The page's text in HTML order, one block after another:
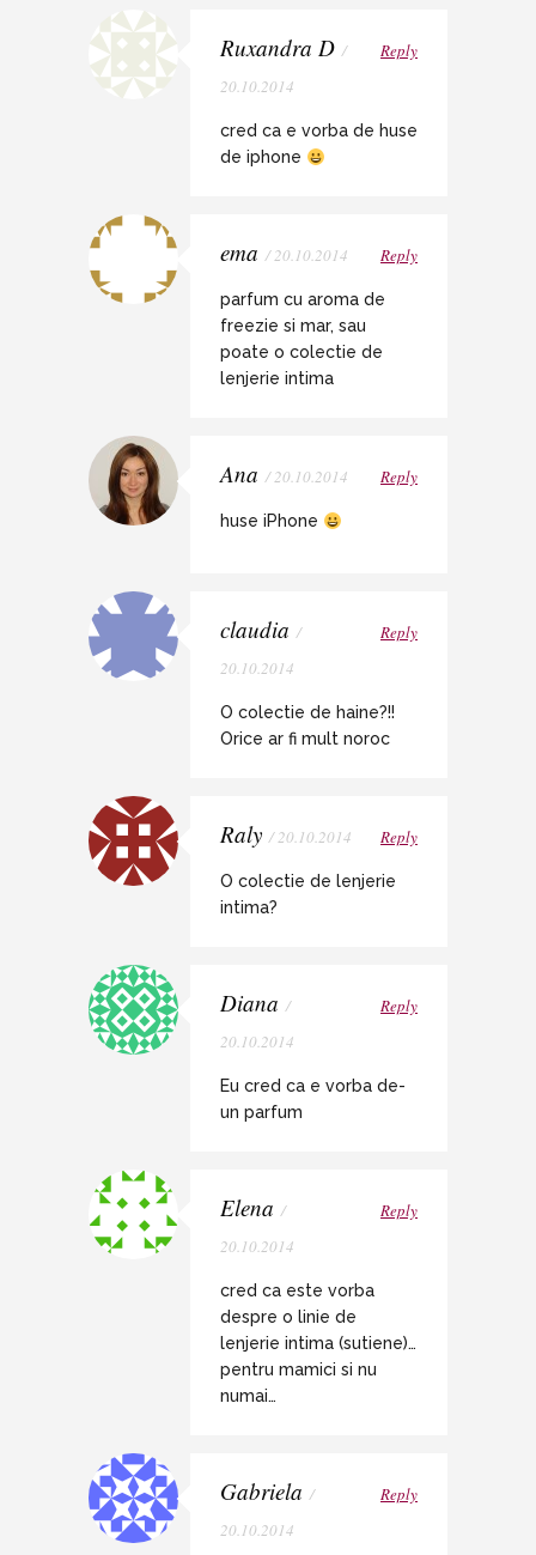
Ruxandra D /
20.10.2014
Reply
cred ca e vorba de huse
de iphone
ema / 20.10.2014 Reply
parfum cu aroma de
freezie si mar, sau
poate o colectie de
lenjerie intima
Ana / 20.10.2014 Reply
huse iPhone
claudia /
20.10.2014
Reply
O colectie de haine?!!
Orice ar fi mult noroc
Raly / 20.10.2014 Reply
O colectie de lenjerie
intima?
Diana /
20.10.2014
Reply
Eu cred ca e vorba de-
un parfum
Elena /
20.10.2014
Reply
cred ca este vorba
despre o linie de
lenjerie intima (sutiene)…
pentru mamici si nu
numai…
Gabriela /
20.10.2014
Reply